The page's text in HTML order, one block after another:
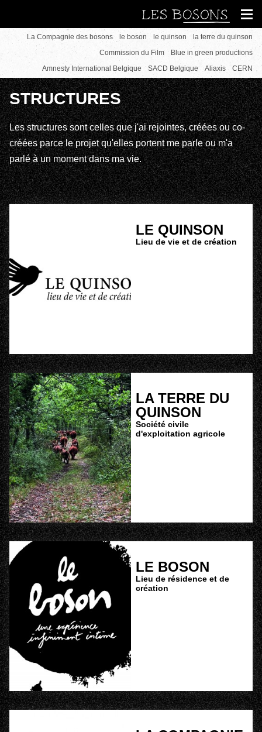
La Compagnie des bosons le boson le quinson
la terre du quinson
Commission du Film
Blue in green productions
Amnesty International Belgique
SACD Belgique Aliaxis CERN
STRUCTURES
Les structures sont celles que j'ai rejointes, créées ou co-
créées parce le projet qu'elles portent me parle ou m'a
parlé à un moment dans ma vie.
LE QUINSON
Lieu de vie et de création
LA TERRE DU
QUINSON
Société civile
d'exploitation agricole
LE BOSON
Lieu de résidence et de
création